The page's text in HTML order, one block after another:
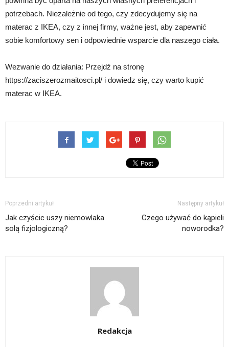
potrzebach. Niezależnie od tego, czy zdecydujemy się na
materac z IKEA, czy z innej firmy, ważne jest, aby zapewnić
sobie komfortowy sen i odpowiednie wsparcie dla naszego ciała.
Wezwanie do działania: Przejdź na stronę
https://zaciszerozmaitosci.pl/ i dowiedz się, czy warto kupić
materac w IKEA.
Poprzedni artykuł
Jak czyścic uszy niemowlaka
solą fizjologiczną?
Następny artykuł
Czego używać do kąpieli
noworodka?
Redakcja